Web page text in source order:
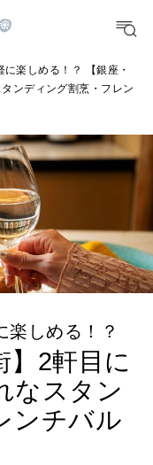
セージ
なた
楽しめる！？ 【銀座・
ンディング割烹・フレン
楽しめる！？
】2軒目に
なスタン
ンチバル